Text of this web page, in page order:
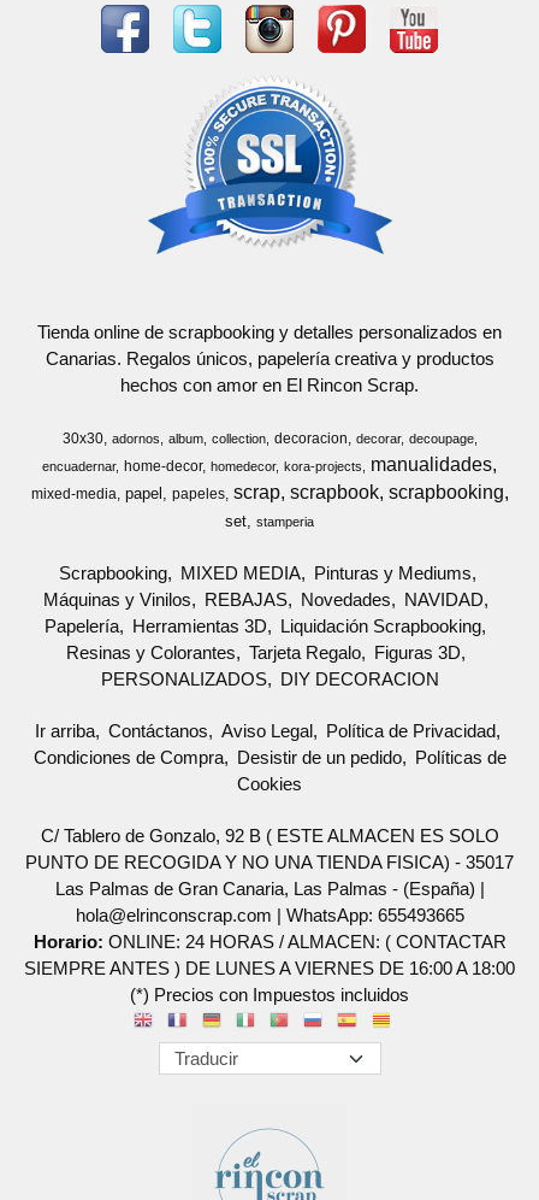
Tienda online de scrapbooking y detalles personalizados en
Canarias. Regalos únicos, papelería creativa y productos
hechos con amor en El Rincon Scrap.
30x30 adornos album collection decoracion decorar
decoupage
encuadernar
home-decor homedecor kora-projects manualidades
mixed-media papel papeles scrap scrapbook scrapbooking
set stamperia
Scrapbooking MIXED MEDIA
Pinturas y Mediums
Máquinas y Vinilos
REBAJAS Novedades
NAVIDAD
Papelería
Herramientas 3D
Liquidación Scrapbooking
Resinas y Colorantes
Tarjeta Regalo
Figuras 3D
PERSONALIZADOS
DIY DECORACION
Ir arriba Contáctanos Aviso Legal
Política de Privacidad
Condiciones de Compra
Desistir de un pedido
Políticas de
Cookies
C/ Tablero de Gonzalo, 92 B ( ESTE ALMACEN ES SOLO
PUNTO DE RECOGIDA Y NO UNA TIENDA FISICA) - 35017
Las Palmas de Gran Canaria, Las Palmas - (España) |
hola@elrinconscrap.com | WhatsApp: 655493665
Horario: ONLINE: 24 HORAS / ALMACEN: ( CONTACTAR
SIEMPRE ANTES ) DE LUNES A VIERNES DE 16:00 A 18:00
(*) Precios con Impuestos incluidos